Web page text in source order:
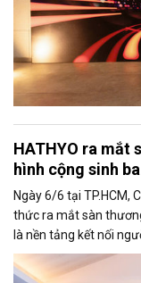
HATHYO ra mắt
hình cộng sinh
Ngày 6/6 tại TP.HCM,
thức ra mắt sàn
là nền tảng kết nối
theo mô hình cộng
thiết yếu và sức khỏe